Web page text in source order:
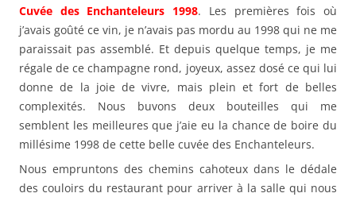
Cuvée des Enchanteleurs 1998. Les premières fois où
j’avais goûté ce vin, je n’avais pas mordu au 1998 qui ne me
paraissait pas assemblé. Et depuis quelque temps, je me
régale de ce champagne rond, joyeux, assez dosé ce qui lui
donne de la joie de vivre, mais plein et fort de belles
complexités. Nous buvons deux bouteilles qui me
semblent les meilleures que j’aie eu la chance de boire du
millésime 1998 de cette belle cuvée des Enchanteleurs.
Nous empruntons des chemins cahoteux dans le dédale
des couloirs du restaurant pour arriver à la salle qui nous